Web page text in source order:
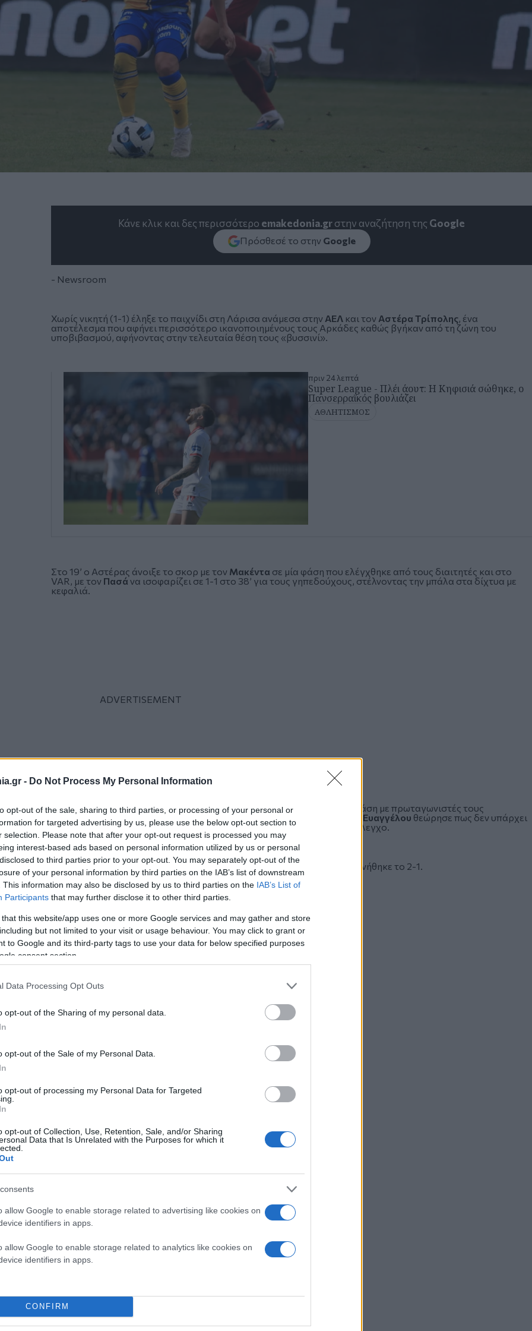
- Do Not Process My Personal Information
opt-out of the sale, sharing to third parties, or processing of your personal or
for targeted advertising by us, please use the below opt-out section to
selection. Please note that after your opt-out request is processed you may
interest-based ads based on personal information utilized by us or personal
to third parties prior to your opt-out. You may separately opt-out of the
of your personal information by third parties on the IAB’s list of downstream
This information may also be disclosed by us to third parties on the IAB’s List of
Participants that may further disclose it to other third parties.
that this website/app uses one or more Google services and may gather and store
but not limited to your visit or usage behaviour. You may click to grant or
to Google and its third-party tags to use your data for below specified purposes
consent section.
Data Processing Opt Outs
opt-out of the Sharing of my personal data.
opt-out of the Sale of my Personal Data.
opt-out of processing my Personal Data for Targeted
opt-out of Collection, Use, Retention, Sale, and/or Sharing
Data that Is Unrelated with the Purposes for which it
allow Google to enable storage related to advertising like cookies on
identifiers in apps.
allow Google to enable storage related to analytics like cookies on
identifiers in apps.
CONFIRM
Κάνε κλικ και δες περισσότερο emakedonia.grστην αναζήτηση της Google
Πρόσθεσέ το στην Google
- Newsroom
Χωρίς νικητή (1-1) έληξε το παιχνίδι στη Λάρισα ανάμεσα στην ΑΕΛ και τον Αστέρα Τρίπολης , ένα
αποτέλεσμα που αφήνει περισσότερο ικανοποιημένους τους Αρκάδες καθώς βγήκαν από τη ζώνη του
υποβιβασμού, αφήνοντας στην τελευταία θέση τους «βυσσινί».
πριν 24 λεπτά
Super League - Πλέι άουτ: Η Κηφισιά σώθηκε, ο
Πανσερραϊκός βουλιάζει
ΑΘΛΗΤΙΣΜΟΣ
Στο 19’ ο Αστέρας άνοιξε το σκορ με τον Μακέντα σε μία φάση που ελέγχθηκε από τους διαιτητές και στο
VAR, με τον Πασά να ισοφαρίζει σε 1-1 στο 38’ για τους γηπεδούχους, στέλνοντας την μπάλα στα δίχτυα με
κεφαλιά.
Στο 58’ οι ρέφερι καταλόγισαν πέναλτι υπέρ των φιλοξενούμενων σε φάση με πρωταγωνιστές τους
Παπαγεωργίου και Μπαρτόλο, αλλά δύο λεπτά αργότερα ο
διαιτητής Ευαγγέλου θεώρησε πως δεν υπάρχει
παράβαση και πήρε πίσω την αρχική του απόφαση μετά από δικό του έλεγχο.
Στο 86’ ο Μπαρτόλοέκανε ένα ωραίο σουτ, αλλά ο Βενετικίδης τού αρνήθηκε το 2-1.
Το πανόραμα της 6ης αγωνιστικής των πλέι άουτ: